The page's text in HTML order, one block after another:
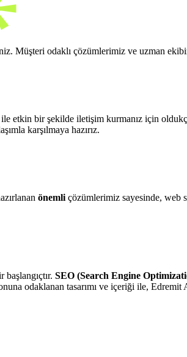
Müşteri odaklı çözümlerimiz ve uzman
etkin bir şekilde iletişim kurmanız için
karşılmaya hazırız.
önemli çözümlerimiz sayesinde, web
SEO (Search Engine
odaklanan tasarımı ve içeriği ile, Edremit